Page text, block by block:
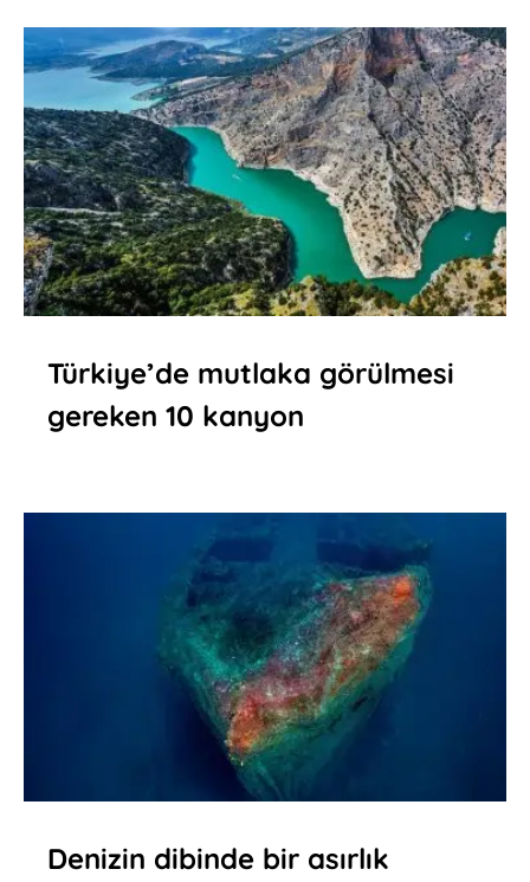
Türkiye’de mutlaka görülmesi
gereken 10 kanyon
Denizin dibinde bir asırlık